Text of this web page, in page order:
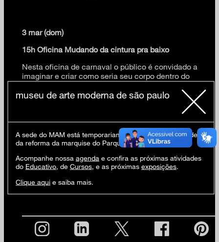
3 mar (dom)
15h Oficina Mudando da cintura pra baixo
Nesta oficina de carnaval o público é convidado a
imaginar e criar como seria seu corpo dentro do
universo do fantástico. Através de desenhos,
esculturas e colagens, famílias recriam em placas
gigantes a parte de baixo de seus corpos. A oficina
Atividades gratuitas e abertas a todos os públicos
+info: educativo@mam.org.br e +55 11 5085-1313
museu de arte moderna de são paulo
A sede do MAM está temporariamente fechada em virtude
da reforma da marquise do Parque Ibirapuera.
Acompanhe nossa agenda e confira as próximas atividades
do Educativo, de Cursos, e as próximas exposições.
Clique aqui e saiba mais.